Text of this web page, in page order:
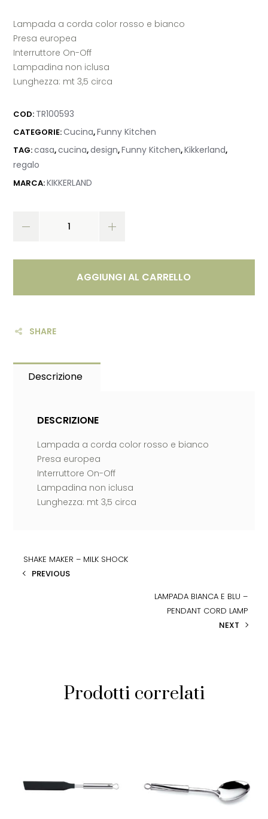
Lampada a corda color rosso e bianco
Presa europea
Interruttore On-Off
Lampadina non iclusa
Lunghezza: mt 3,5 circa
COD: TR100593
CATEGORIE:Cucina,Funny Kitchen
TAG:casa,cucina,design,Funny Kitchen,Kikkerland,
regalo
MARCA:KIKKERLAND
AGGIUNGI AL CARRELLO
SHARE
Descrizione
DESCRIZIONE
Lampada a corda color rosso e bianco
Presa europea
Interruttore On-Off
Lampadina non iclusa
Lunghezza: mt 3,5 circa
SHAKE MAKER – MILK SHOCK
PREVIOUS
LAMPADA BIANCA E BLU –
PENDANT CORD LAMP
NEXT
Prodotti correlati